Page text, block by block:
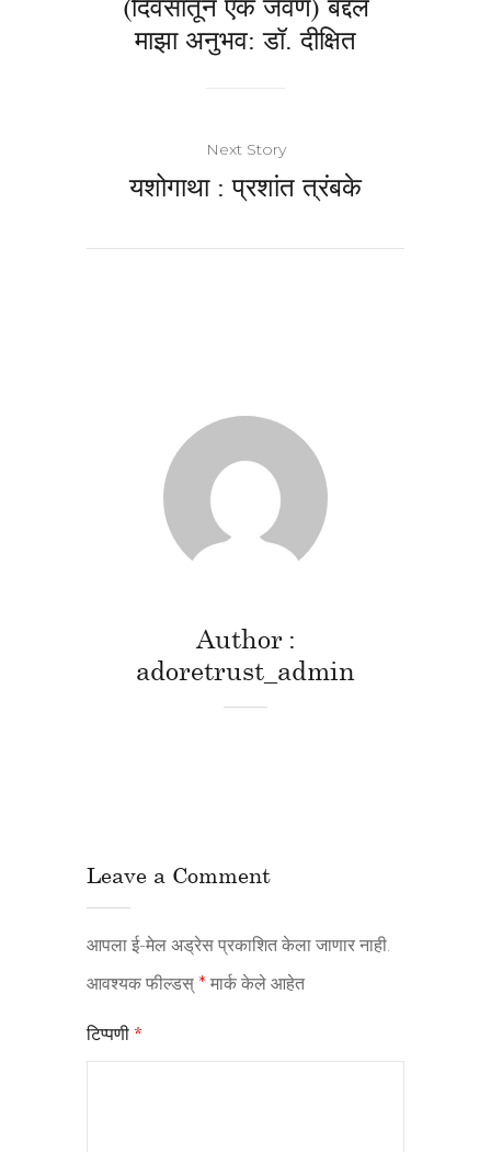
माझा अनुभव: डॉ. दीक्षित
Next Story
यशोगाथा : प्रशांत त्रंबके
Author
adoretrust_admin
Leave a Comment
आपला ई-मेल अड्रेस प्रकाशित केला जाणार नाही.
आवश्यक फील्डस् * मार्क केले आहेत
टिप्पणी *